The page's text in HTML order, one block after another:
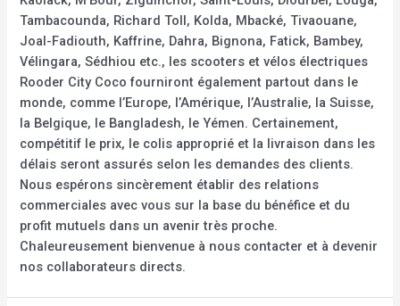
Tambacounda, Richard Toll, Kolda, Mbacké, Tivaouane,
Joal-Fadiouth, Kaffrine, Dahra, Bignona, Fatick, Bambey,
Vélingara, Sédhiou etc., les scooters et vélos électriques
Rooder City Coco fourniront également partout dans le
monde, comme l’Europe, l’Amérique, l’Australie, la Suisse,
la Belgique, le Bangladesh, le Yémen. Certainement,
compétitif le prix, le colis approprié et la livraison dans les
délais seront assurés selon les demandes des clients.
Nous espérons sincèrement établir des relations
commerciales avec vous sur la base du bénéfice et du
profit mutuels dans un avenir très proche.
Chaleureusement bienvenue à nous contacter et à devenir
nos collaborateurs directs.